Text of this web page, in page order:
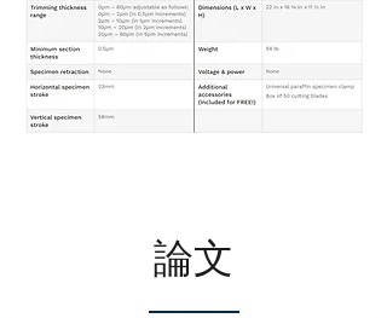
論文